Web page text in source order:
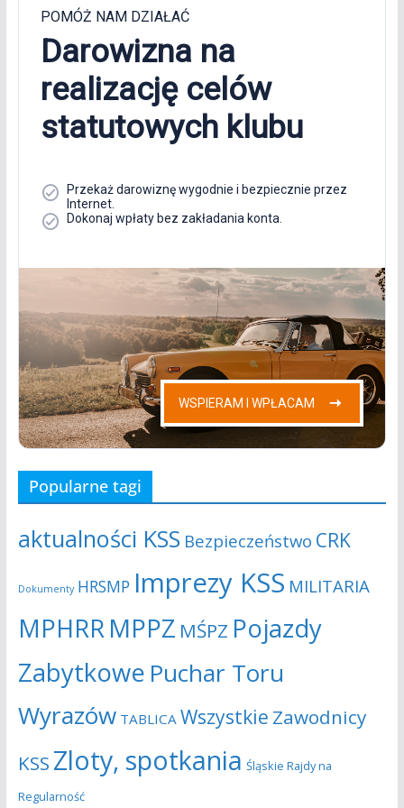
Popularne tagi
aktualności KSS Bezpieczeństwo CRK
Dokumenty HRSMP Imprezy KSS MILITARIA
MPHRRMPPZ MŚPZ Pojazdy
Zabytkowe Puchar Toru
Wyrazów TABLICA Wszystkie Zawodnicy
KSS Zloty, spotkania Śląskie Rajdy na
Regularność